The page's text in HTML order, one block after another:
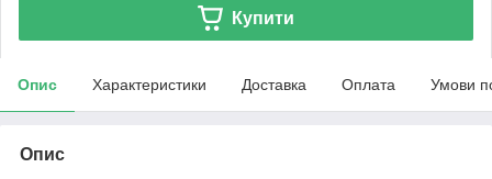
Купити
Опис Характеристики Доставка Оплата Умови
Опис